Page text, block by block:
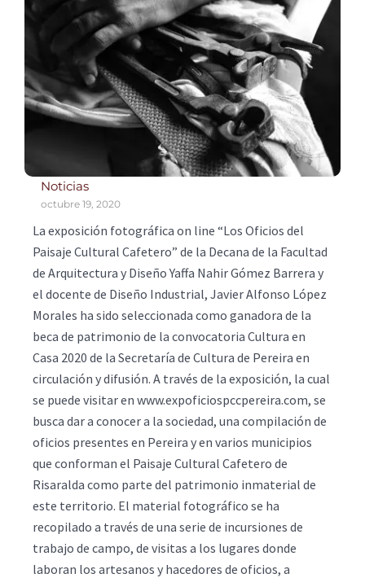
Noticias
octubre 19, 2020
La exposición fotográfica on line “Los Oficios del
Paisaje Cultural Cafetero” de la Decana de la Facultad
de Arquitectura y Diseño Yaffa Nahir Gómez Barrera y
el docente de Diseño Industrial, Javier Alfonso López
Morales ha sido seleccionada como ganadora de la
beca de patrimonio de la convocatoria Cultura en
Casa 2020 de la Secretaría de Cultura de Pereira en
circulación y difusión. A través de la exposición, la cual
se puede visitar en www.expoficiospccpereira.com, se
busca dar a conocer a la sociedad, una compilación de
oficios presentes en Pereira y en varios municipios
que conforman el Paisaje Cultural Cafetero de
Risaralda como parte del patrimonio inmaterial de
este territorio. El material fotográfico se ha
recopilado a través de una serie de incursiones de
trabajo de campo, de visitas a los lugares donde
laboran los artesanos y hacedores de oficios, a